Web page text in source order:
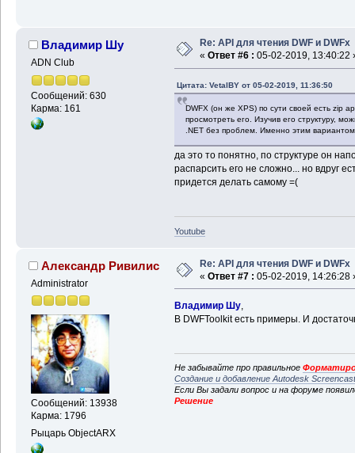
Владимир Шу
ADN Club
Сообщений: 630
Карма: 161
Re: API для чтения DWF и DWFx
« Ответ #6 : 05-02-2019, 13:40:22
Цитата: VetalBY от 05-02-2019, 11:36:50
DWFX (он же XPS) по сути своей есть zip
просмотреть его. Изучив его структуру,
.NET без проблем. Именно этим вариантом
да это то понятно, по структуре он
распарсить его не сложно... но вдруг
придется делать самому =(
Youtube
Александр Ривилис
Administrator
Сообщений: 13938
Карма: 1796
Рыцарь ObjectARX
Re: API для чтения DWF и DWFx
« Ответ #7 : 05-02-2019, 14:26:28
Владимир Шу,
В DWFToolkit есть примеры. И
Не забывайте про правильное
Создание и добавление Autodesk
Если Вы задали вопрос и на форуме
Решение